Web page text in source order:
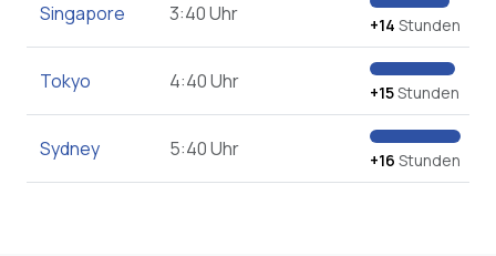
Singapore 3:40 Uhr +14 Stunden
Tokyo 4:40 Uhr +15Stunden
Sydney 5:40 Uhr +16 Stunden